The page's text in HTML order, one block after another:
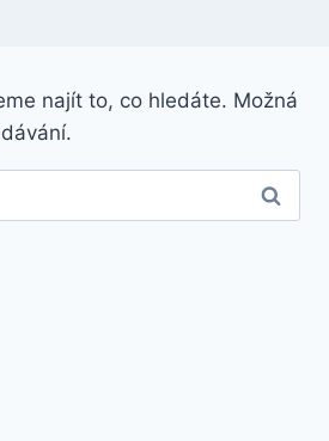
najít to, co hledáte. Možná